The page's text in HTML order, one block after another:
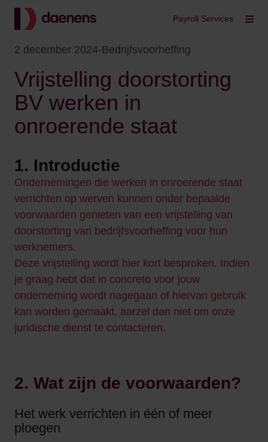
Terug Payroll Services
2 december 2024-Bedrijfsvoorheffing
Vrijstelling doorstorting
BV werken in
onroerende staat
1. Introductie
Ondernemingen die werken in onroerende staat
verrichten op werven kunnen onder bepaalde
voorwaarden genieten van een vrijstelling van
doorstorting van bedrijfsvoorheffing voor hun
werknemers.
Deze vrijstelling wordt hier kort besproken. Indien
je graag hebt dat in concreto voor jouw
onderneming wordt nagegaan of hiervan gebruik
kan worden gemaakt, aarzel dan niet om onze
juridische dienst te contacteren.
2. Wat zijn de voorwaarden?
Het werk verrichten in één of meer
ploegen